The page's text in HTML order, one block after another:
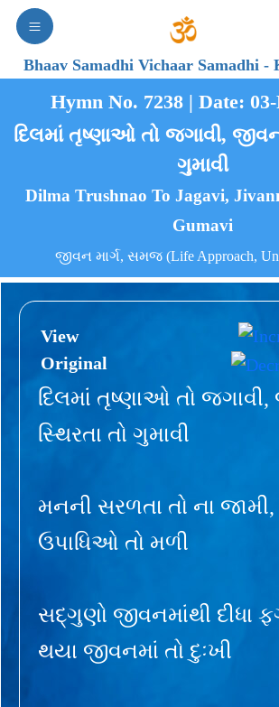
Bhaav Samadhi Vichaar Samadhi-
Hymn No. 7238 | Date:
દિલમાં તૃષ્ણાઓ તો જગાવી,
ગુમાવી
Dilma Trushnao To Jagavi,
Gumavi
જીવન માર્ગ, સમજ (Life Approach,
View
Original
દિલમાં તૃષ્ણાઓ તો જગાવી,
સ્થિરતા તો ગુમાવી
મનની સરળતા તો ના
ઉપાધિઓ તો મળી
સદ્ગુણો જીવનમાંથી દીધા
થયા જીવનમાં તો દુઃખી